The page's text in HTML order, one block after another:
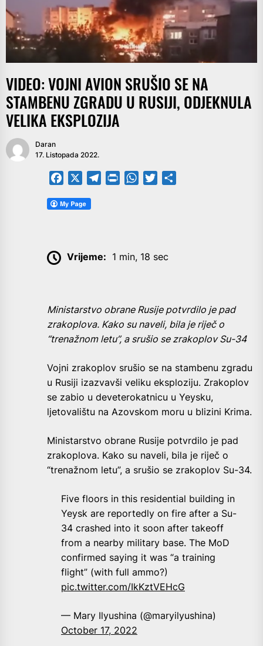
VIDEO: VOJNI AVION SRUŠIO SE NA
STAMBENU ZGRADU U RUSIJI, ODJEKNULA
VELIKA EKSPLOZIJA
Daran
17. Listopada 2022.
Facebook TelegramPrintFriendly
WhatsApp
Twitter
Vrijeme: 1 min, 18 sec
Ministarstvo obrane Rusije potvrdilo je pad
zrakoplova. Kako su naveli, bila je riječ o
“trenažnom letu”, a srušio se zrakoplov Su-34
Vojni zrakoplov srušio se na stambenu zgradu
u Rusiji izazvavši veliku eksploziju. Zrakoplov
se zabio u deveterokatnicu u Yeysku,
ljetovalištu na Azovskom moru u blizini Krima.
Ministarstvo obrane Rusije potvrdilo je pad
zrakoplova. Kako su naveli, bila je riječ o
“trenažnom letu”, a srušio se zrakoplov Su-34.
Five floors in this residential building in
Yeysk are reportedly on fire after a Su-
34 crashed into it soon after takeoff
from a nearby military base. The MoD
confirmed saying it was “a training
flight” (with full ammo?)
pic.twitter.com/IkKztVEHcG
— Mary Ilyushina (@maryilyushina)
October 17, 2022